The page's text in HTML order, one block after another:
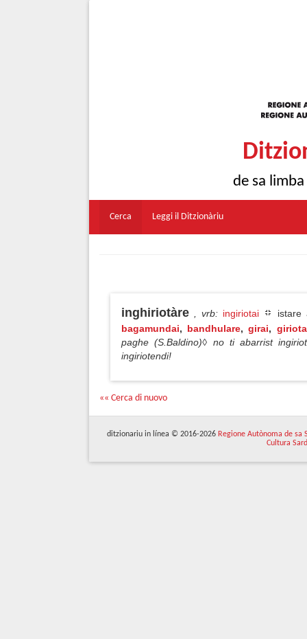
de sa
Cerca Leggi il Ditzionàriu
inghiriotàre , vrb: ingiriotai
istare
bagamundai, bandhulare,girai,
paghe (S.Baldino)◊ no ti abarrist
ingiriotendi!
«« Cerca di nuovo
ditzionariu in línea © 2016-2026 Regione Autònoma de sa
Cultura